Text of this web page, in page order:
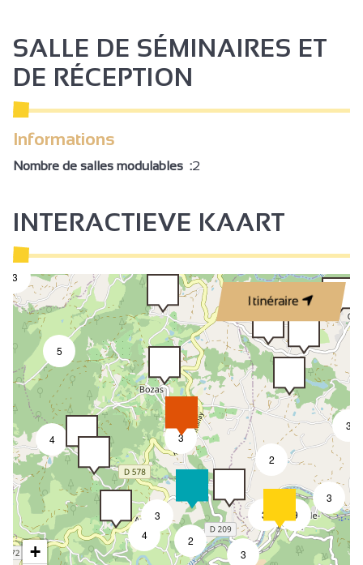
Toegankelijk voor rolstoel met hulp
SALLE DE SÉMINAIRES ET
DE RÉCEPTION
Informations
Nombre de salles modulables :2
INTERACTIEVE KAART
Itinéraire
2
3
4
5
4
3
3
3
3
2
3
9
3
+